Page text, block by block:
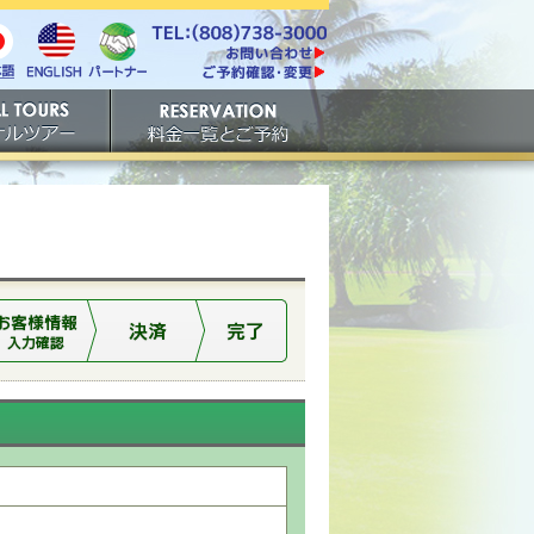
English パート
電話番号は808-738-
3000。ファックスは808-
738-3001。
https://www.tachibana.com/contact/
ご予約確認・変更
ご予約